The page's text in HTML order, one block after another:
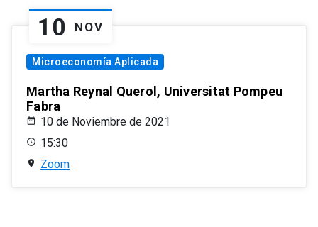
10 NOV
Microeconomía Aplicada
Martha Reynal Querol, Universitat Pompeu
Fabra
10 de Noviembre de 2021
15:30
Zoom